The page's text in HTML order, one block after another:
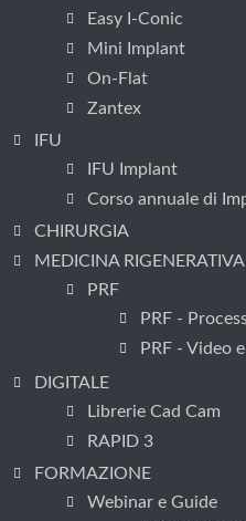
Easy I-Conic
Mini Implant
On-Flat
Zantex
IFU
IFU Implant
Corso annuale di
CHIRURGIA
MEDICINA RIGENERATIVA
PRF
PRF -
PRF - Video
DIGITALE
Librerie Cad Cam
RAPID 3
FORMAZIONE
Webinar e Guide